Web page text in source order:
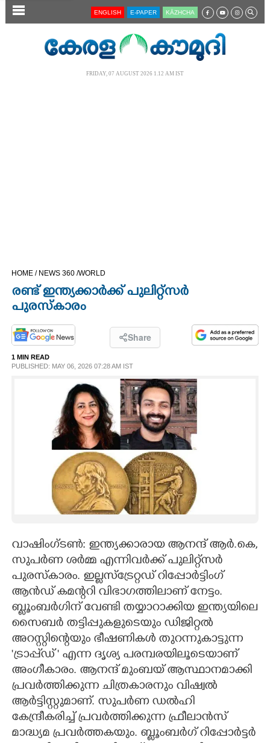
SECTIONS
OPINION
CARTOONS
LITERATURE
CONTACT US
ENGLISH E-PAPER KĀZHCHA
FRIDAY, 07 AUGUST 2026 1.12 AM IST
HOME / NEWS 360 /WORLD
രണ്ട് ഇന്ത്യക്കാർക്ക് പുലിറ്റ്സർ
പുരസ്കാരം
Share
1 MIN READ
PUBLISHED: MAY 06, 2026 07:28 AM IST
വാഷിംഗ്ടൺ: ഇന്ത്യക്കാരായ ആനന്ദ് ആർ.കെ,
സുപർണ ശർമ്മ എന്നിവർക്ക് പുലി​റ്റ്സർ
പുരസ്കാരം. ഇല്ലസ്ട്രേറ്റഡ് റിപ്പോർട്ടിംഗ്
ആൻഡ് കമന്ററി വിഭാഗത്തിലാണ് നേട്ടം.
ബ്ലൂംബർഗിന് വേണ്ടി തയ്യാറാക്കിയ ഇന്ത്യയിലെ
സൈബർ തട്ടിപ്പുകളുടെയും ഡിജിറ്റൽ
അറസ്റ്റിന്റെയും ഭീഷണികൾ തുറന്നുകാട്ടുന്ന
'ട്രാപ്പ്ഡ് ' എന്ന ദൃശ്യ പരമ്പരയിലൂടെയാണ്
അംഗീകാരം. ആനന്ദ് മുംബയ് ആസ്ഥാനമാക്കി
പ്രവർത്തിക്കുന്ന ചിത്രകാരനും വിഷ്വൽ
ആർട്ടിസ്റ്റുമാണ്. സുപർണ ഡൽഹി
കേന്ദ്രീകരിച്ച് പ്രവർത്തിക്കുന്ന ഫ്രീലാൻസ്
മാദ്ധ്യമ പ്രവർത്തകയും. ബ്ലൂംബർഗ് റിപ്പോർട്ടർ